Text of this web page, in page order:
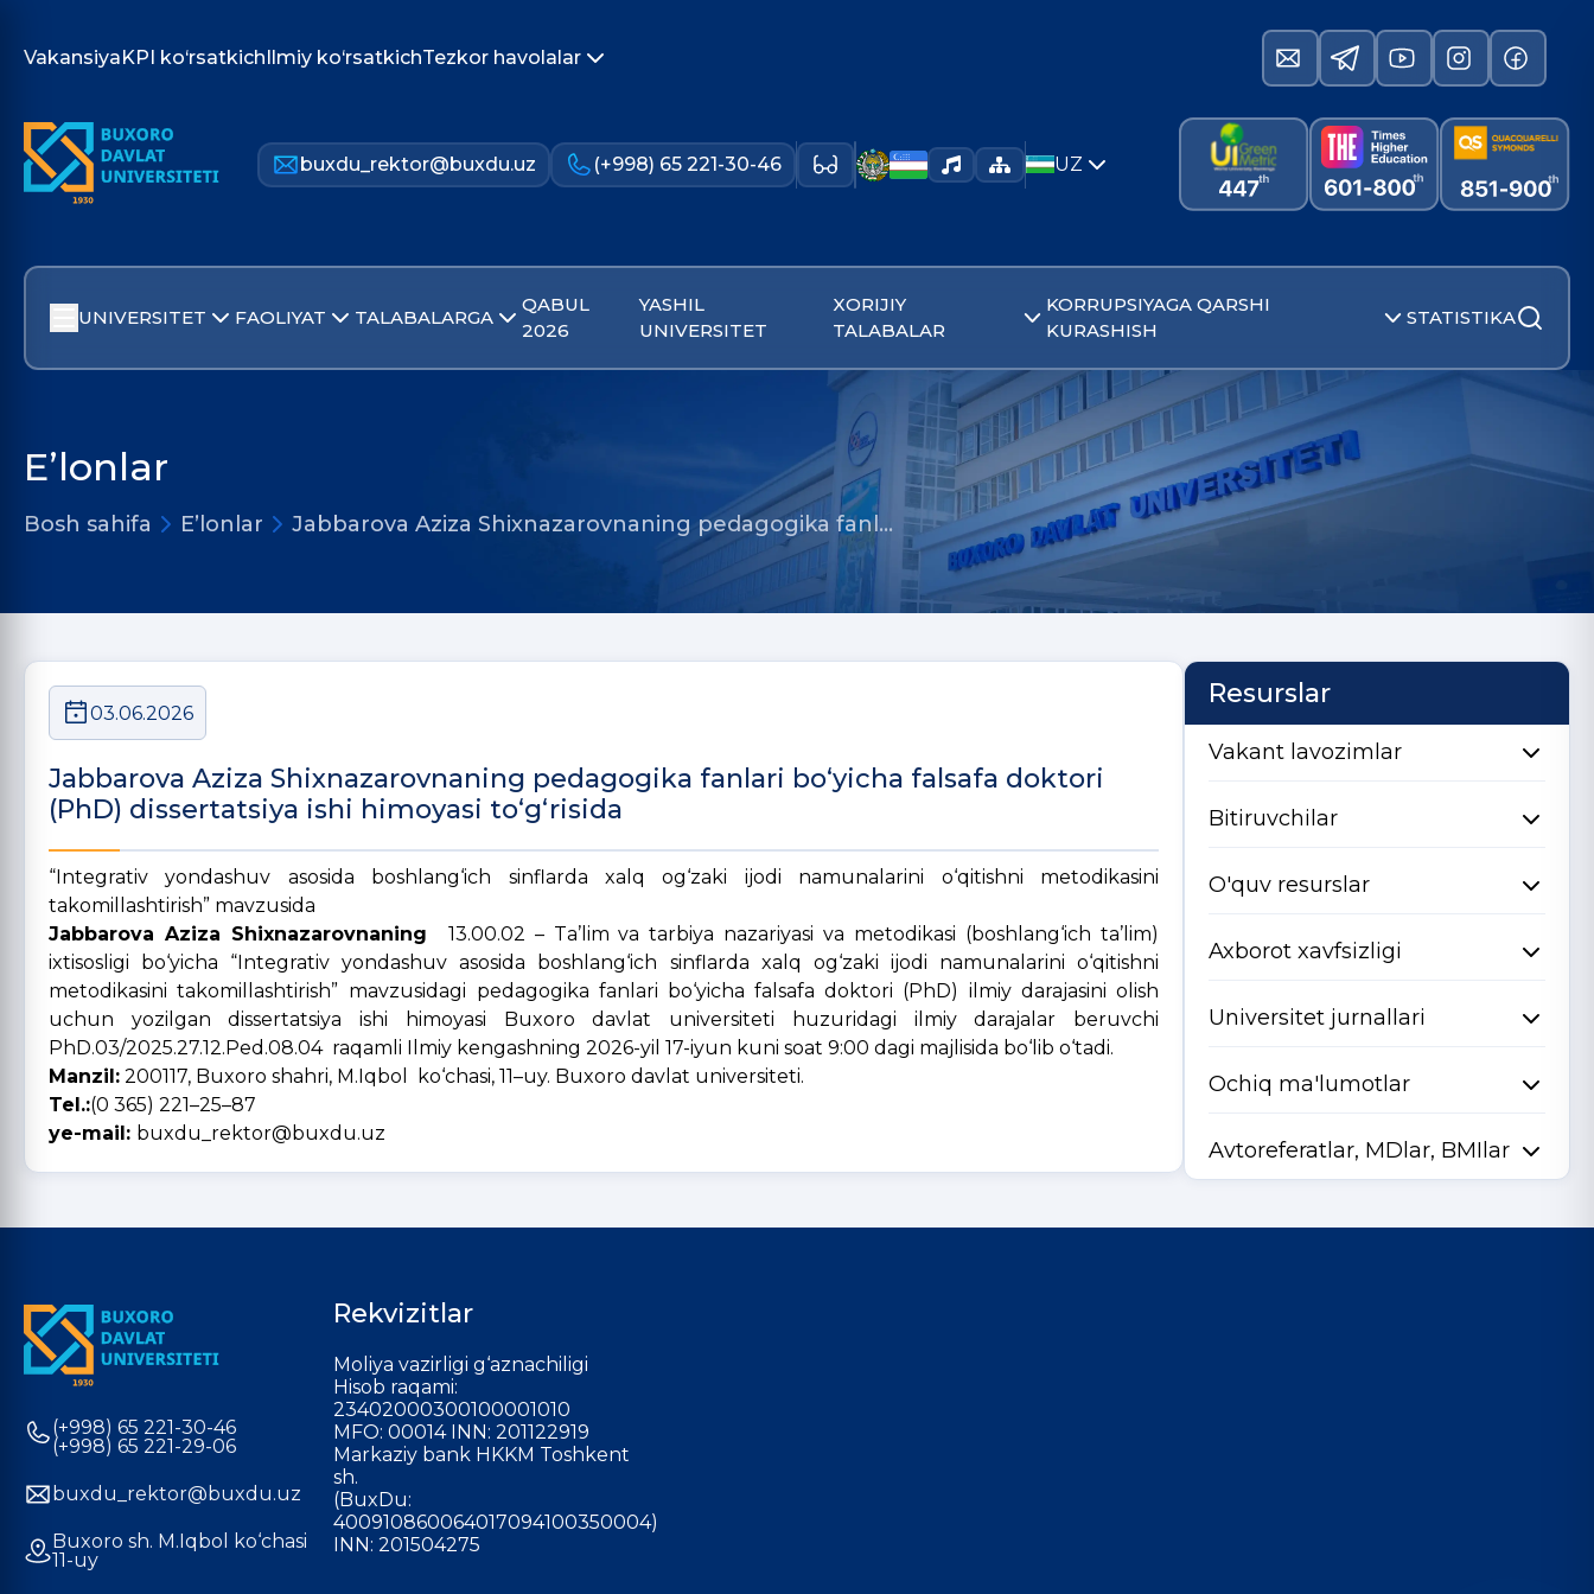
VakansiyaKPI ko‘rsatkichIlmiy ko‘rsatkichTezkor havolalar
buxdu_rektor@buxdu.uz (+998) 65 221-30-46 UZ
UNIVERSITET FAOLIYAT TALABALARGA
QABUL
2026
YASHIL
UNIVERSITET
XORIJIY
TALABALAR
KORRUPSIYAGA QARSHI
KURASHISH
STATISTIKA
E’lonlar
Bosh sahifa E’lonlar Jabbarova Aziza Shixnazarovnaning pedagogika fanl…
03.06.2026
Jabbarova Aziza Shixnazarovnaning pedagogika fanlari bo‘yicha falsafa doktori
(PhD) dissertatsiya ishi himoyasi to‘g‘risida
“Integrativ yondashuv asosida boshlang‘ich sinflarda xalq og‘zaki ijodi namunalarini o‘qitishni metodikasini
takomillashtirish” mavzusida
Jabbarova Aziza Shixnazarovnaning 13.00.02 – Ta’lim va tarbiya nazariyasi va metodikasi (boshlang‘ich ta’lim)
ixtisosligi bo‘yicha “Integrativ yondashuv asosida boshlang‘ich sinflarda xalq og‘zaki ijodi namunalarini o‘qitishni
metodikasini takomillashtirish” mavzusidagi pedagogika fanlari bo‘yicha falsafa doktori (PhD) ilmiy darajasini olish
uchun yozilgan dissertatsiya ishi himoyasi Buxoro davlat universiteti huzuridagi ilmiy darajalar beruvchi
PhD.03/2025.27.12.Ped.08.04 raqamli Ilmiy kengashning 2026-yil 17-iyun kuni soat 9:00 dagi majlisida bo‘lib o‘tadi.
Manzil: 200117, Buxoro shahri, M.Iqbol ko‘chasi, 11–uy. Buxoro davlat universiteti.
Tel.:(0 365) 221–25–87
ye-mail: buxdu_rektor@buxdu.uz
Resurslar
Vakant lavozimlar
Bitiruvchilar
O'quv resurslar
Axborot xavfsizligi
Universitet jurnallari
Ochiq ma'lumotlar
Avtoreferatlar, MDlar, BMIlar
(+998) 65 221-30-46
(+998) 65 221-29-06
buxdu_rektor@buxdu.uz
Buxoro sh. M.Iqbol ko‘chasi
11-uy
Rekvizitlar
Moliya vazirligi g‘aznachiligi
Hisob raqami:
23402000300100001010
MFO: 00014 INN: 201122919
Markaziy bank HKKM Toshkent
sh.
(BuxDu:
400910860064017094100350004)
INN: 201504275